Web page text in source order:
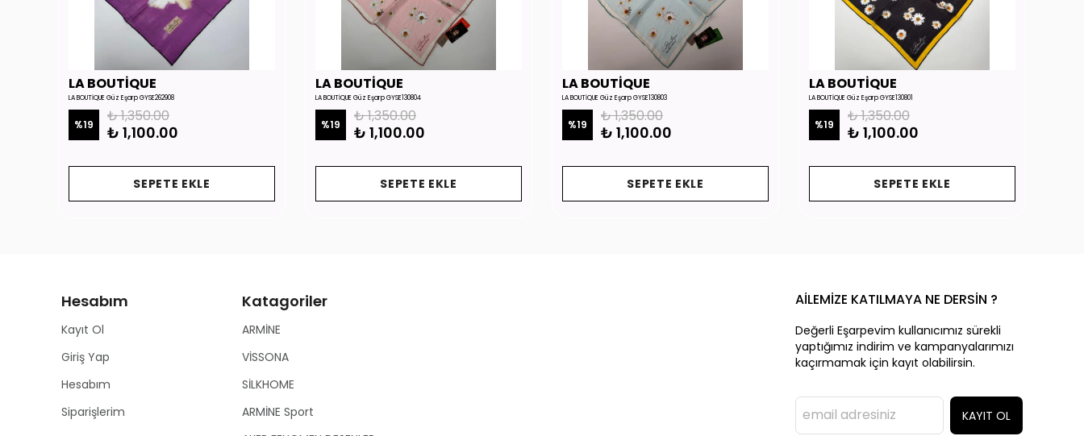
LA BOUTİQUE
LA BOUTİQUE Güz Eşarp GYSE262908
%19 ₺ 1,350.00
₺ 1,100.00
SEPETE EKLE
LA BOUTİQUE
LA BOUTİQUE Güz Eşarp GYSE130804
%19 ₺ 1,350.00
₺ 1,100.00
SEPETE EKLE
LA BOUTİQUE
LA BOUTİQUE Güz Eşarp GYSE130803
%19 ₺ 1,350.00
₺ 1,100.00
SEPETE EKLE
LA BOUTİQUE
LA BOUTİQUE Güz Eşarp GYSE130801
%19 ₺ 1,350.00
₺ 1,100.00
SEPETE EKLE
Hesabım
Kayıt Ol
Giriş Yap
Hesabım
Siparişlerim
Katagoriler
ARMİNE
VİSSONA
SİLKHOME
ARMİNE Sport
AİLEMİZE KATILMAYA NE DERSİN ?
Değerli Eşarpevim kullanıcımız sürekli
yaptığımız indirim ve kampanyalarımızı
kaçırmamak için kayıt olabilirsin.
KAYIT OL